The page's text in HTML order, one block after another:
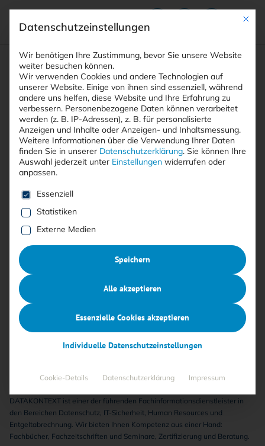
Suchfeld
Suchen
Breadcrumb-Navigation
STARTSEITE AUTOREN JAN METZKE
Alle Beiträge von Jan Metzke
Alle
Keine Beiträge gefunden
DATAKONTEXT ist einer der führenden Fachinformationsdienstleister in
den Bereichen Datenschutz, IT-Sicherheit, Human Resources und
Entgeltabrechnung. Wir bieten Ihnen Kompetenz aus einer Hand:
Fachbücher, Fachzeitschriften und Seminare, Zertifizierung und Beratung.
Mit
Datenschutzeinstellungen
Wir benötigen Ihre Zustimmung, bevor Sie unsere Website
weiter besuchen können.
Wir verwenden Cookies und andere Technologien auf
unserer Website. Einige von ihnen sind essenziell, während
andere uns helfen, diese Website und Ihre Erfahrung zu
verbessern. Personenbezogene Daten können verarbeitet
werden (z. B. IP-Adressen), z. B. für personalisierte
Anzeigen und Inhalte oder Anzeigen- und Inhaltsmessung.
Weitere Informationen über die Verwendung Ihrer Daten
finden Sie in unserer Datenschutzerklärung. Sie können Ihre
Auswahl jederzeit unter Einstellungen widerrufen oder
anpassen.
Es folgt eine Liste der Service-Gruppen, für die eine
Essenziell
Statistiken
Externe Medien
Speichern
Alle akzeptieren
Essenzielle Cookies akzeptieren
Individuelle Datenschutzeinstellungen
Cookie-Details Datenschutzerklärung Impressum